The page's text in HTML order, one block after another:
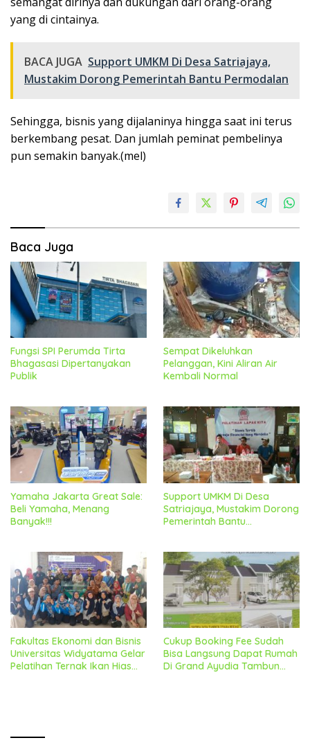
yang di cintainya.
BACA JUGA Support UMKM Di Desa Satriajaya,
Mustakim Dorong Pemerintah Bantu Permodalan
Sehingga, bisnis yang dijalaninya hingga saat ini terus
berkembang pesat. Dan jumlah peminat pembelinya
pun semakin banyak.(mel)
Baca Juga
Fungsi SPI Perumda Tirta
Bhagasasi Dipertanyakan
Publik
Sempat Dikeluhkan
Pelanggan, Kini Aliran Air
Kembali Normal
Yamaha Jakarta Great Sale:
Beli Yamaha, Menang
Banyak!!!
Support UMKM Di Desa
Satriajaya, Mustakim Dorong
Pemerintah Bantu
Fakultas Ekonomi dan Bisnis
Universitas Widyatama Gelar
Pelatihan Ternak Ikan Hias
Cukup Booking Fee Sudah
Bisa Langsung Dapat Rumah
Di Grand Ayudia Tambun